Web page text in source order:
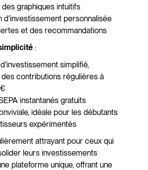
graphiques intuitifs
d'investissement personnalisée
et des recommandations
:
simplifié,
contributions régulières à
instantanés gratuits
idéale pour les débutants
expérimentés
attrayant pour ceux qui
leurs investissements
plateforme unique, offrant une